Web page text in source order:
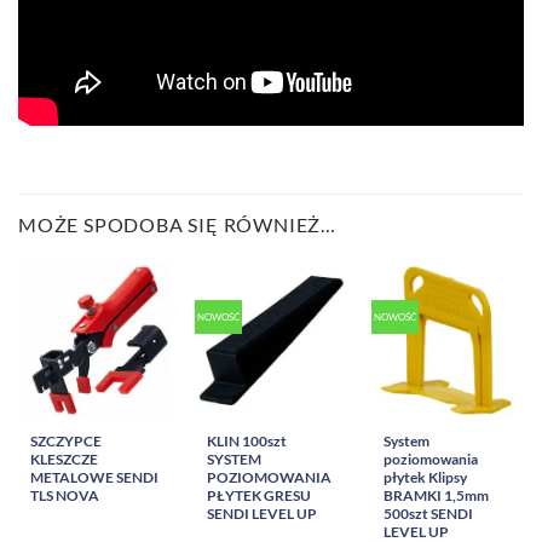
MOŻE SPODOBA SIĘ RÓWNIEŻ…
SZCZYPCE
KLESZCZE
METALOWE SENDI
TLS NOVA
NOWOŚĆ
KLIN 100szt
SYSTEM
POZIOMOWANIA
PŁYTEK GRESU
SENDI LEVEL UP
NOWOŚĆ
System
poziomowania
płytek Klipsy
BRAMKI 1,5mm
500szt SENDI
LEVEL UP